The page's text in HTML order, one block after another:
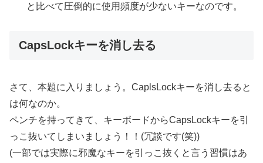
と比べて圧倒的に使用頻度が少ないキーなのです。
CapsLockキーを消し去る
さて、本題に入りましょう。CaplsLockキーを消し去ると
は何なのか。
ペンチを持ってきて、キーボードからCapsLockキーを引
っこ抜いてしまいましょう！！(冗談です(笑))
(一部では実際に邪魔なキーを引っこ抜くと言う習慣はあ